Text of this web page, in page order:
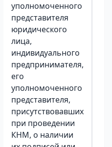
уполномоченного
представителя
юридического
лица,
индивидуального
предпринимателя,
его
уполномоченного
представителя,
присутствовавших
при проведении
КНМ, о наличии